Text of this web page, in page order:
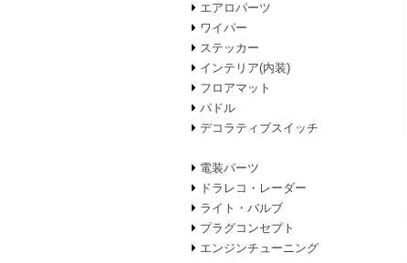
エアロパーツ
ワイパー
ステッカー
インテリア(内装)
フロアマット
パドル
デコラティブスイッチ
電装パーツ
ドラレコ・レーダー
ライト・バルブ
プラグコンセプト
エンジンチューニング